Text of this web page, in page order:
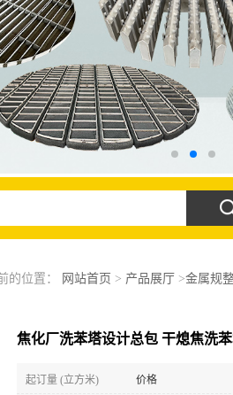
的位置： 网站首页 > 产品展厅 >金属规
焦化厂洗苯塔设计总包 干熄焦洗
起订量 (立方米) 价格